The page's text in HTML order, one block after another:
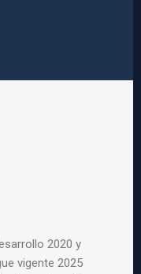
2020 y
vigente 2025